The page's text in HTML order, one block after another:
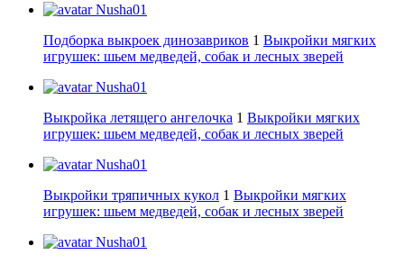
Nusha01
Подборка выкроек динозавриков 1 Выкройки мягких
игрушек: шьем медведей, собак и лесных зверей
Nusha01
Выкройка летящего ангелочка 1 Выкройки мягких
игрушек: шьем медведей, собак и лесных зверей
Nusha01
Выкройки тряпичных кукол 1 Выкройки мягких
игрушек: шьем медведей, собак и лесных зверей
Nusha01